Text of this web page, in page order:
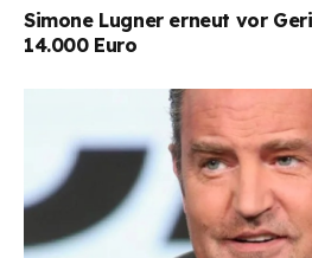
Simone Lugner erneut vor
14.000 Euro